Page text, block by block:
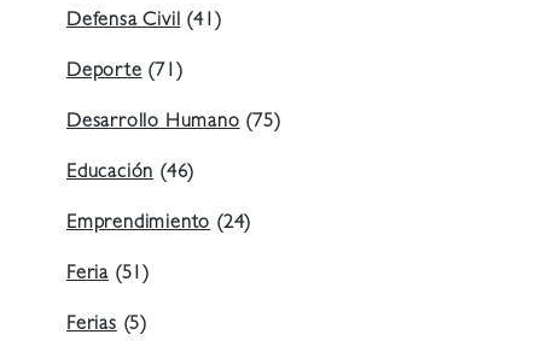
Defensa Civil (41)
Deporte (71)
Desarrollo Humano (75)
Educación (46)
Emprendimiento (24)
Feria (51)
Ferias (5)